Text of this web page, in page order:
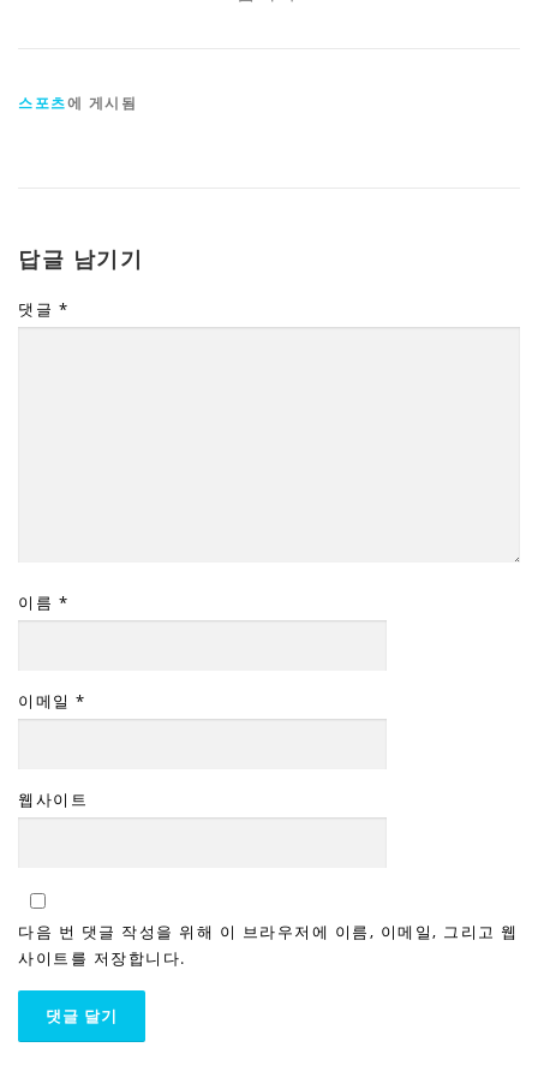
스포츠에 게시됨
답글 남기기
댓글 *
이름 *
이메일 *
웹사이트
다음 번 댓글 작성을 위해 이 브라우저에 이름, 이메일, 그리고 웹
사이트를 저장합니다.